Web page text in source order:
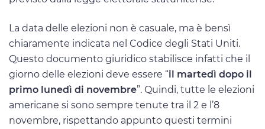
La data delle elezioni non è casuale, ma è bensì
chiaramente indicata nel Codice degli Stati Uniti.
Questo documento giuridico stabilisce infatti che il
giorno delle elezioni deve essere “il martedì dopo il
primo lunedì di novembre”. Quindi, tutte le elezioni
americane si sono sempre tenute tra il 2 e l’8
novembre, rispettando appunto questi termini